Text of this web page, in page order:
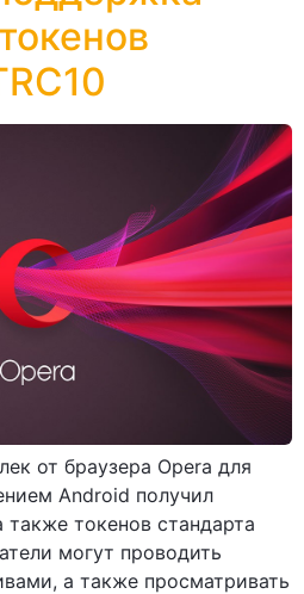
от браузера Opera для
Android получил
токенов стандарта
могут проводить
а также просматривать